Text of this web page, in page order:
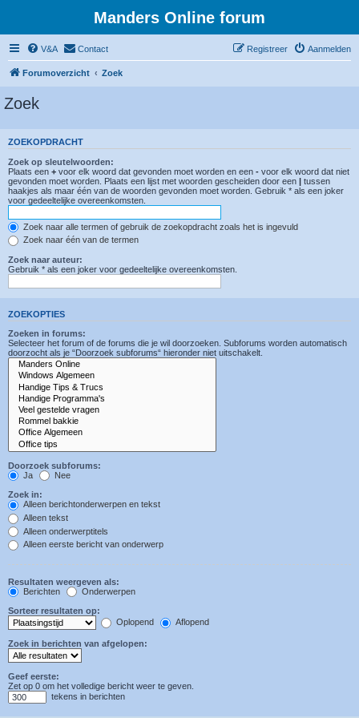
Manders Online forum
V&A Contact Aanmelden
Registreer
Forumoverzicht Zoek
Zoek
ZOEKOPDRACHT
Zoek op sleutelwoorden:
Plaats een + voor elk woord dat gevonden moet worden en een - voor elk woord dat niet
gevonden moet worden. Plaats een lijst met woorden gescheiden door een | tussen
haakjes als maar één van de woorden gevonden moet worden. Gebruik * als een joker
voor gedeeltelijke overeenkomsten.
Zoek naar alle termen of gebruik de zoekopdracht zoals het is ingevuld
Zoek naar één van de termen
Zoek naar auteur:
Gebruik * als een joker voor gedeeltelijke overeenkomsten.
ZOEKOPTIES
Zoeken in forums:
Selecteer het forum of de forums die je wil doorzoeken. Subforums worden automatisch
doorzocht als je “Doorzoek subforums“ hieronder niet uitschakelt.
Doorzoek subforums:
Ja
Nee
Zoek in:
Alleen berichtonderwerpen en tekst
Alleen tekst
Alleen onderwerptitels
Alleen eerste bericht van onderwerp
Resultaten weergeven als:
Berichten
Onderwerpen
Sorteer resultaten op:
Oplopend
Aflopend
Zoek in berichten van afgelopen:
Geef eerste:
Zet op 0 om het volledige bericht weer te geven.
tekens in berichten